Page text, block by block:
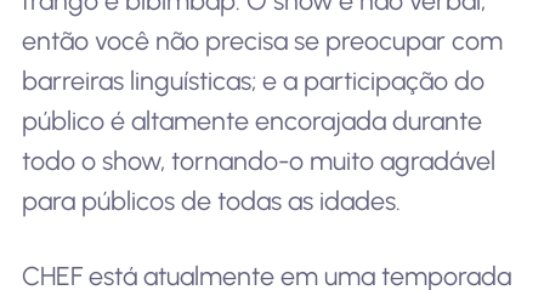
então você não precisa se preocupar com
barreiras linguísticas; e a participação do
público é altamente encorajada durante
todo o show, tornando-o muito agradável
para públicos de todas as idades.
CHEF está atualmente em uma temporada